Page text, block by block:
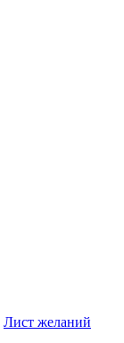
Лист желаний